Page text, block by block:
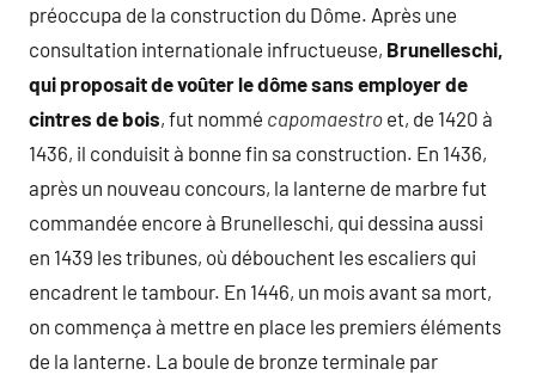
préoccupa de la construction du Dôme. Après une
consultation internationale infructueuse, Brunelleschi,
qui proposait de voûter le dôme sans employer de
cintres de bois, fut nommé capomaestro et, de 1420 à
1436, il conduisit à bonne fin sa construction. En 1436,
après un nouveau concours, la lanterne de marbre fut
commandée encore à Brunelleschi, qui dessina aussi
en 1439 les tribunes, où débouchent les escaliers qui
encadrent le tambour. En 1446, un mois avant sa mort,
on commença à mettre en place les premiers éléments
de la lanterne. La boule de bronze terminale par